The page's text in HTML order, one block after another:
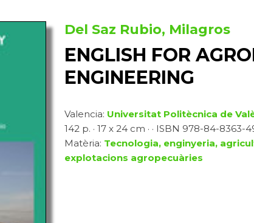
Del Saz Rubio, Milagros
ENGLISH FOR
ENGINEERING
Valencia: Universitat Politècnica de
142 p. · 17 x 24 cm · · ISBN 978-84-8363-
Matèria: Tecnologia, enginyeria,
explotacions agropecuàries